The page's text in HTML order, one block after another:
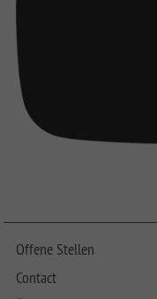
Offene Stellen
Contact